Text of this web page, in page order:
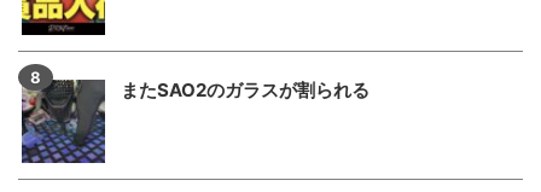
またSAO2のガラスが割られる